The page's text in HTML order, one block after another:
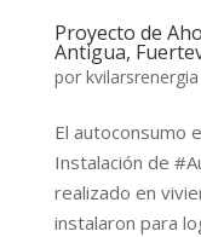
Proyecto de
Antigua,
por kvilarsrenergia
El autoconsumo
Instalación de
realizado en
instalaron para